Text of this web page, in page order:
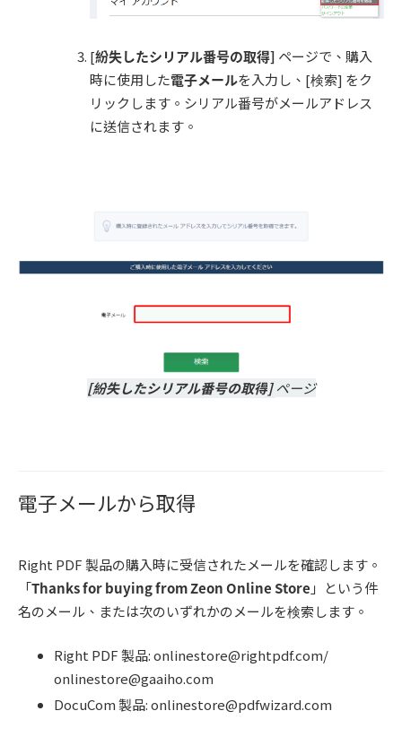
[紛失したシリアル番号の取得] ページで、購入
時に使用した電子メールを入力し、[検索] をク
リックします。シリアル番号がメールアドレス
に送信されます。
[紛失したシリアル番号の取得]ページ
電子メールから取得
Right PDF 製品の購入時に受信されたメールを確認します。
「Thanks for buying from Zeon Online Store 」という件
名のメール、または次のいずれかのメールを検索します。
Right PDF 製品: onlinestore@rightpdf.com/
onlinestore@gaaiho.com
DocuCom 製品: onlinestore@pdfwizard.com